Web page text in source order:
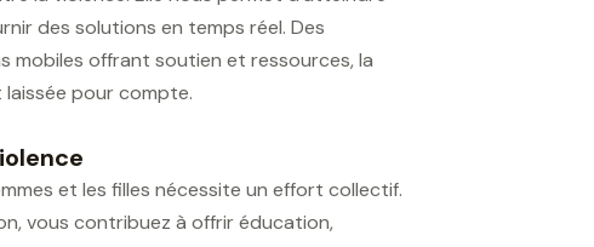
des solutions en temps réel. Des
mobiles offrant soutien et ressources, la
laissée pour compte.
et les filles nécessite un effort collectif.
vous contribuez à offrir éducation,